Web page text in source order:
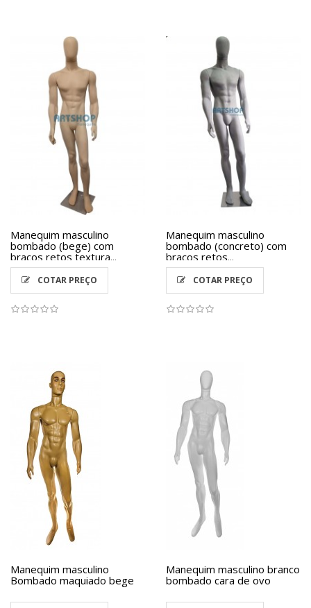
Manequim masculino
bombado (bege) com
braços retos textura...
COTAR PREÇO
Manequim masculino
bombado (concreto) com
braços retos...
COTAR PREÇO
Manequim masculino
Bombado maquiado bege
Manequim masculino branco
bombado cara de ovo